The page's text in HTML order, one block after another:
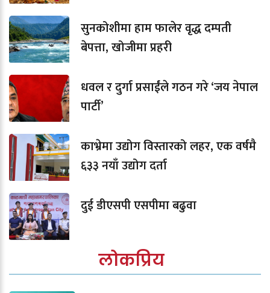
सुनकोशीमा हाम फालेर वृद्ध दम्पती
बेपत्ता, खोजीमा प्रहरी
धवल र दुर्गा प्रसाईंले गठन गरे ‘जय नेपाल
पार्टी’
काभ्रेमा उद्योग विस्तारको लहर, एक वर्षमै
६३३ नयाँ उद्योग दर्ता
दुई डीएसपी एसपीमा बढुवा
लोकप्रिय